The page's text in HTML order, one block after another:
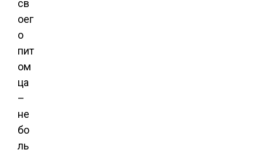
св
оег
о
пит
ом
ца
–
не
бо
ль